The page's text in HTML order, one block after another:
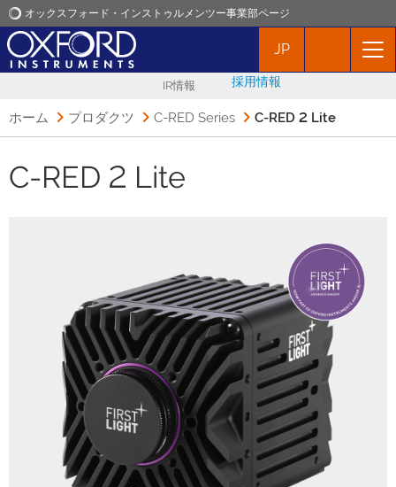
オックスフォード・インストゥルメンツー事業部ページ
オックスフォード・インストゥルメンツ
お問い合わせ
JP
IR情報 採用情報
ホーム プロダクツ C-RED Series C-RED 2 Lite
C-RED 2 Lite